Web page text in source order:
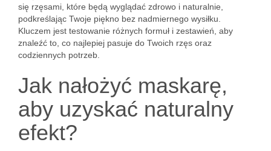
się rzęsami, które będą wyglądać zdrowo i naturalnie,
podkreślając Twoje piękno bez nadmiernego wysiłku.
Kluczem jest testowanie różnych formuł i zestawień, aby
znaleźć to, co najlepiej pasuje do Twoich rzęs oraz
codziennych potrzeb.
Jak nałożyć maskarę,
aby uzyskać naturalny
efekt?